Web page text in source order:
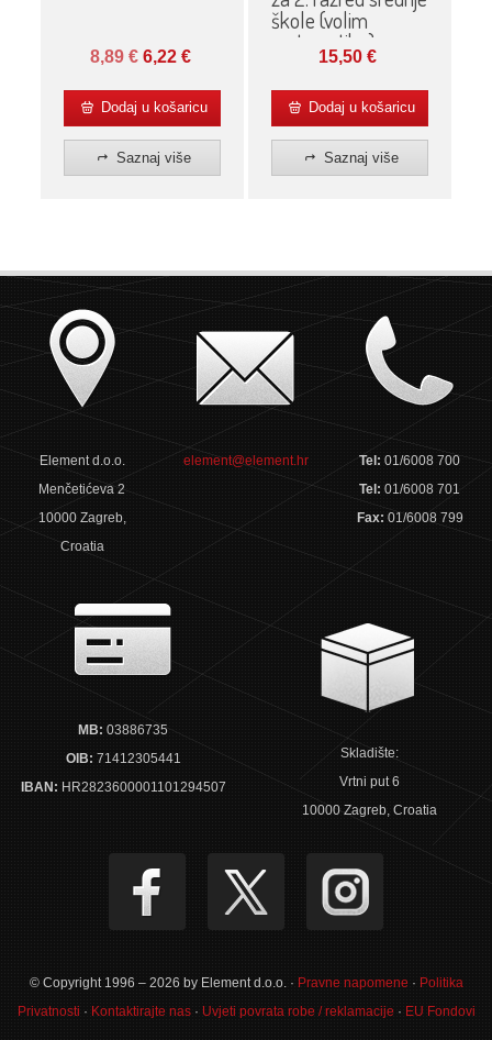
8,89€ 6,22 €
Dodaj u košaricu
Saznaj više
škole (volim
matematiku)
15,50€
Dodaj u košaricu
Saznaj više
Element d.o.o.
Menčetićeva 2
10000 Zagreb,
Croatia
element@element.hr Tel:01/6008 700
Tel:01/6008 701
Fax: 01/6008 799
MB: 03886735
OIB: 71412305441
IBAN: HR2823600001101294507
Skladište:
Vrtni put 6
10000 Zagreb, Croatia
© Copyright 1996 – 2026 by Element d.o.o. · Pravne napomene · Politika
Privatnosti · Kontaktirajte nas· Uvjeti povrata robe / reklamacije · EU Fondovi